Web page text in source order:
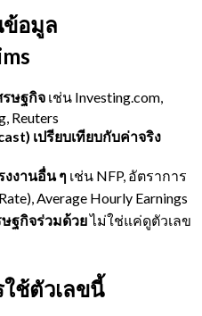
อมูล
รษฐกิจ เช่น Investing.com,
Reuters
เปรียบเทียบกับค่าจริง
งานอื่น ๆ เช่น NFP, อัตราการ
Average Hourly Earnings
ฐกิจร่วมด้วยไม่ใช่แค่ดูตัวเลข
ช้ตัวเลขนี้